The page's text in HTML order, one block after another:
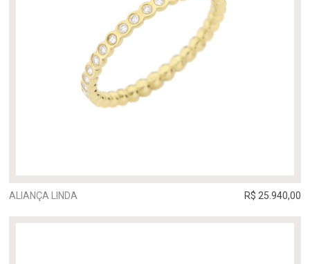
ALIANÇA LINDA R$ 25.940,00